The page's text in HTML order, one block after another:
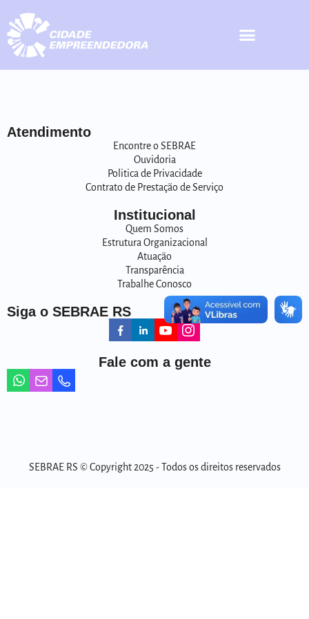
Atendimento
Encontre o SEBRAE
Ouvidoria
Politica de Privacidade
Contrato de Prestação de Serviço
Institucional
Quem Somos
Estrutura Organizacional
Atuação
Transparência
Trabalhe Conosco
Siga o SEBRAE RS
Fale com a gente
SEBRAE RS © Copyright 2025 - Todos os direitos reservados